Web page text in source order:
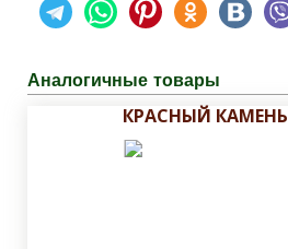
Аналогичные товары
КРАСНЫЙ КАМЕНЬ